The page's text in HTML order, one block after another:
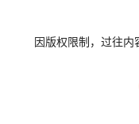
因版权限制，过往内